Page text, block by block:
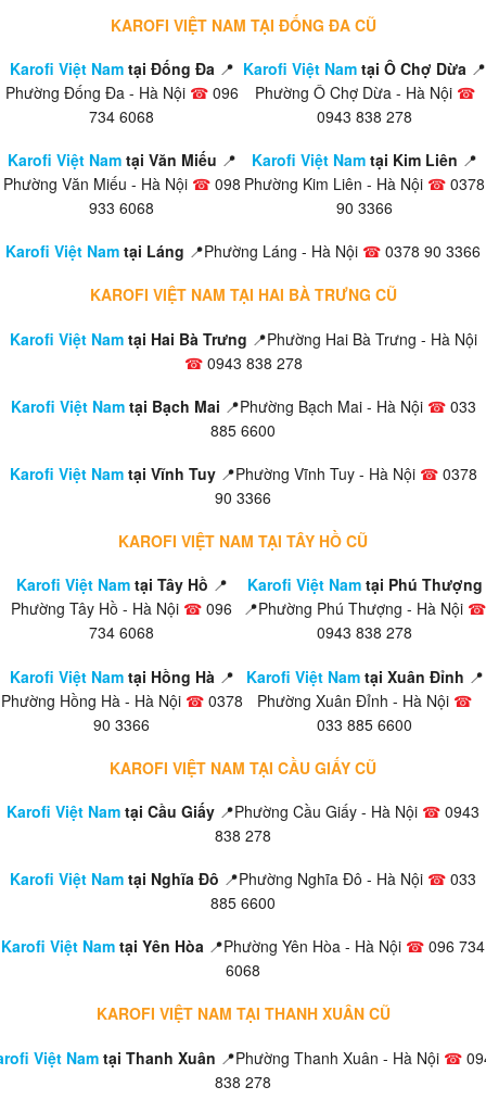
KAROFI VIỆT NAM TẠI ĐỐNG ĐA CŨ
Karofi Việt Namtại Đống Đa 📍
Phường Đống Đa - Hà Nội ☎096
734 6068
Karofi Việt Nam tại Ô Chợ Dừa 📍
Phường Ô Chợ Dừa - Hà Nội ☎
0943 838 278
Karofi Việt Namtại Văn Miếu 📍
Phường Văn Miếu - Hà Nội ☎098
933 6068
Karofi Việt Nam tại Kim Liên 📍
Phường Kim Liên - Hà Nội ☎ 0378
90 3366
Karofi Việt Nam tại Láng 📍Phường Láng - Hà Nội ☎ 0378 90 3366
KAROFI VIỆT NAM TẠI HAI BÀ TRƯNG CŨ
Karofi Việt Namtại Hai Bà Trưng 📍Phường Hai Bà Trưng - Hà Nội
☎0943 838 278
Karofi Việt Namtại Bạch Mai 📍Phường Bạch Mai - Hà Nội ☎033
885 6600
Karofi Việt Namtại Vĩnh Tuy 📍Phường Vĩnh Tuy - Hà Nội ☎0378
90 3366
KAROFI VIỆT NAM TẠI TÂY HỒ CŨ
Karofi Việt Namtại Tây Hồ 📍
Phường Tây Hồ - Hà Nội ☎ 096
734 6068
Karofi Việt Namtại Phú Thượng
📍Phường Phú Thượng - Hà Nội ☎
0943 838 278
Karofi Việt Namtại Hồng Hà 📍
Phường Hồng Hà - Hà Nội ☎0378
90 3366
Karofi Việt Namtại Xuân Đỉnh 📍
Phường Xuân Đỉnh - Hà Nội ☎
033 885 6600
KAROFI VIỆT NAM TẠI CẦU GIẤY CŨ
Karofi Việt Nam tại Cầu Giấy 📍Phường Cầu Giấy - Hà Nội ☎ 0943
838 278
Karofi Việt Nam tại Nghĩa Đô 📍Phường Nghĩa Đô - Hà Nội ☎ 033
885 6600
Karofi Việt Nam tại Yên Hòa 📍Phường Yên Hòa - Hà Nội ☎ 096 734
6068
KAROFI VIỆT NAM TẠI THANH XUÂN CŨ
Việt Nam tại Thanh Xuân 📍Phường Thanh Xuân - Hà Nội ☎
838 278